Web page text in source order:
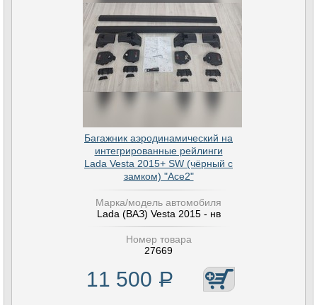
Багажник аэродинамический на
интегрированные рейлинги
Lada Vesta 2015+ SW (чёрный с
замком) "Ace2"
Марка/модель автомобиля
Lada (ВАЗ) Vesta 2015 - нв
Номер товара
27669
11 500 Р